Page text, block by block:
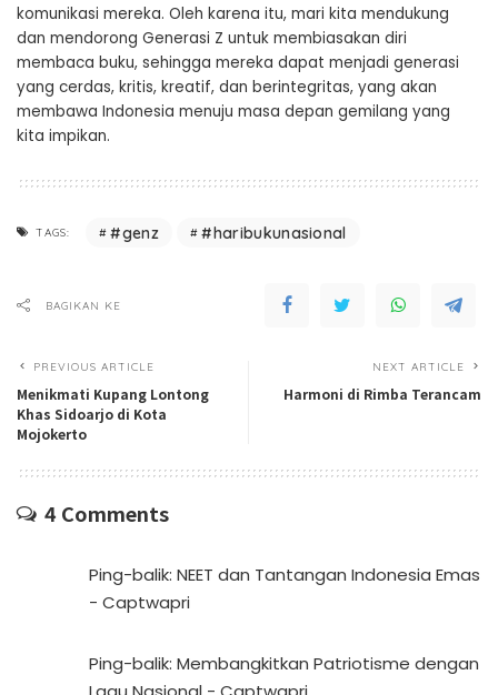
komunikasi mereka. Oleh karena itu, mari kita mendukung
dan mendorong Generasi Z untuk membiasakan diri
membaca buku, sehingga mereka dapat menjadi generasi
yang cerdas, kritis, kreatif, dan berintegritas, yang akan
membawa Indonesia menuju masa depan gemilang yang
kita impikan.
TAGS: #genz #haribukunasional
BAGIKAN KE
PREVIOUS ARTICLE
Menikmati Kupang Lontong
Khas Sidoarjo di Kota
Mojokerto
NEXT ARTICLE
Harmoni di Rimba Terancam
4 Comments
Ping-balik: NEET dan Tantangan Indonesia Emas
- Captwapri
Ping-balik: Membangkitkan Patriotisme dengan